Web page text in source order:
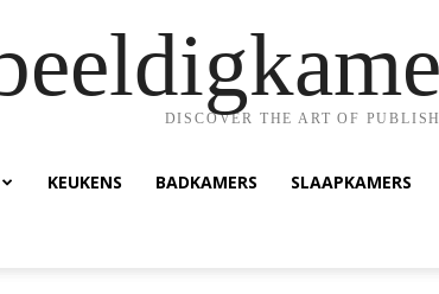
DISCOVER THE ART OF
KEUKENS BADKAMERS SLAAPKAMERS